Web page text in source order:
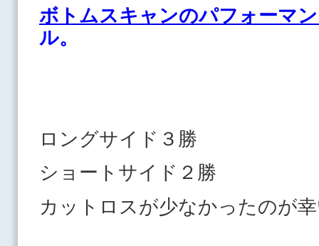
ボトムスキャンのパフォーマ
ル。
ロングサイド３勝
ショートサイド２勝
カットロスが少なかったのが